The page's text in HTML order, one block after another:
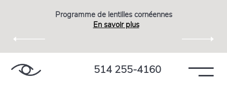
Programme de lentilles cornéennes
En savoir plus
514 255-4160